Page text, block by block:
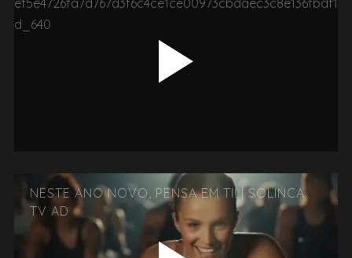
NESTE ANO NOVO, PENSA EM TI! | SOLINCA
TV AD